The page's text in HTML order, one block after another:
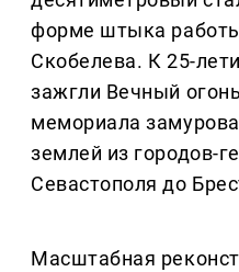
форме штыка
Скобелева. К 25-
зажгли Вечный
мемориала
землей из городов-
Севастополя до
Масштабная